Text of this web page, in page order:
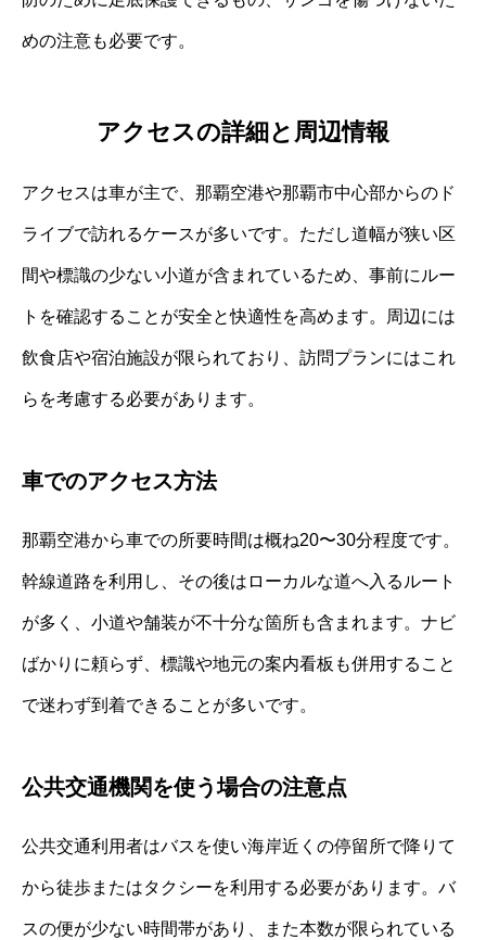
めの注意も必要です。
アクセスの詳細と周辺情報
アクセスは車が主で、那覇空港や那覇市中心部からのド
ライブで訪れるケースが多いです。ただし道幅が狭い区
間や標識の少ない小道が含まれているため、事前にルー
トを確認することが安全と快適性を高めます。周辺には
飲食店や宿泊施設が限られており、訪問プランにはこれ
らを考慮する必要があります。
車でのアクセス方法
那覇空港から車での所要時間は概ね20〜30分程度です。
幹線道路を利用し、その後はローカルな道へ入るルート
が多く、小道や舗装が不十分な箇所も含まれます。ナビ
ばかりに頼らず、標識や地元の案内看板も併用すること
で迷わず到着できることが多いです。
公共交通機関を使う場合の注意点
公共交通利用者はバスを使い海岸近くの停留所で降りて
から徒歩またはタクシーを利用する必要があります。バ
スの便が少ない時間帯があり、また本数が限られている